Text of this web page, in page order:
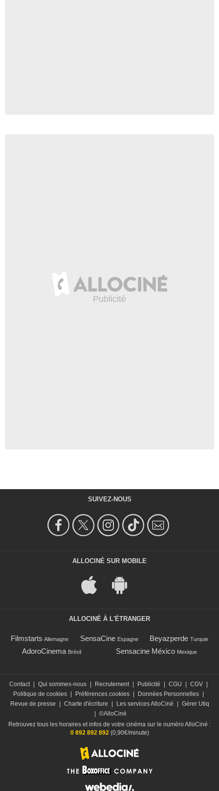
SUIVEZ-NOUS
ALLOCINÉ SUR MOBILE
ALLOCINÉ À L'ÉTRANGER
Filmstarts Allemagne SensaCine Espagne Beyazperde Turquie
AdoroCinema Brésil Sensacine México Mexique
Contact Qui sommes-nous Recrutement Publicité CGU CGV
Politique de cookies
Préférences cookies Données Personnelles
Revue de presse
Charte d'écriture Les services AlloCiné
Gérer Utiq
©AlloCiné
Retrouvez tous les horaires et infos de votre cinéma sur le numéro AlloCiné :
0 892 892 892(0,90€/minute)